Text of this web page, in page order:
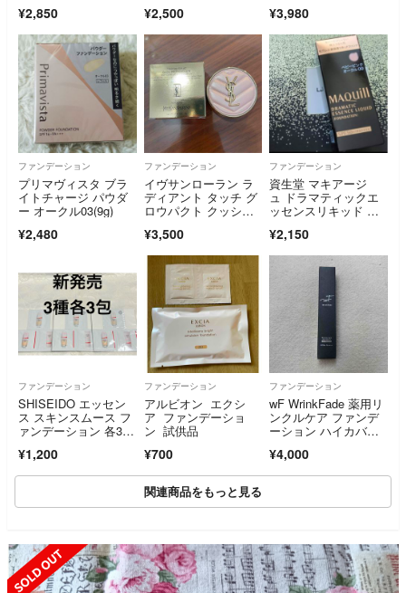
¥2,850 ¥2,500 ¥3,980
ファンデーション
プリマヴィスタ ブラ
イトチャージ パウダ
ー オークル03(9g)
¥2,480
ファンデーション
イヴサンローラン ラ
ディアント タッチ グ
ロウパクト クッショ
¥3,500
ファンデーション
資生堂 マキアージ
ュ ドラマティックエ
ッセンスリキッド ベ
0(25ml)
¥2,150
ファンデーション
SHISEIDO エッセン
ス スキンスムース フ
ァンデーション 各3
¥1,200
ファンデーション
アルビオン エクシ
ア ファンデーショ
ン 試供品
¥700
ファンデーション
wF WrinkFade 薬用リ
ンクルケア ファンデ
ーション ハイカバ
ージュ
¥4,000
関連商品をもっと見る
SOLD OUT